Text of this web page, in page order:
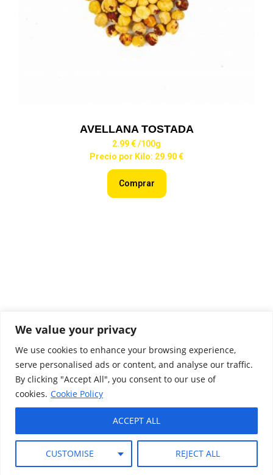
We value your privacy
We use cookies to enhance your browsing experience,
serve personalised ads or content, and analyse our traffic.
By clicking "Accept All", you consent to our use of
cookies. Cookie Policy
CUSTOMISE REJECT ALL
ACCEPT ALL
AVELLANA TOSTADA
2.99 €/100g
Precio por Kilo: 29.90 €
Comprar
Colaboradores
Aviso Legal
Canal ético
Términos y condiciones de uso